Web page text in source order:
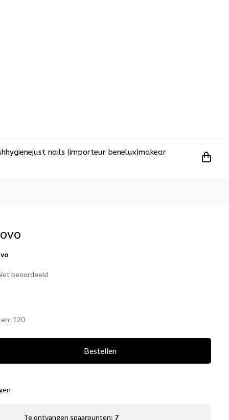
hygienejust nails (importeur benelux)makear
beoordeeld
120
Bestellen
Te ontvangen spaarpunten: 7